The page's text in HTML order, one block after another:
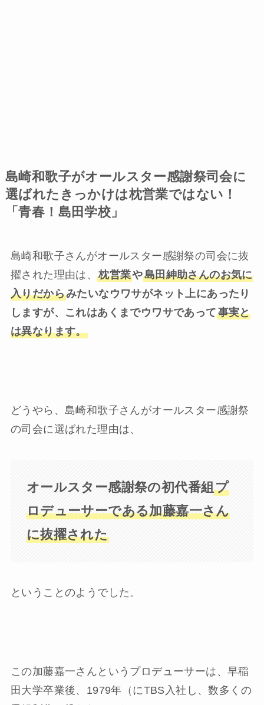
島崎和歌子がオールスター感謝祭司会に
選ばれたきっかけは枕営業ではない！
「青春！島田学校」
島崎和歌子さんがオールスター感謝祭の司会に抜
擢された理由は、枕営業や島田紳助さんのお気に
入りだからみたいなウワサがネット上にあったり
しますが、これはあくまでウワサであって事実と
は異なります。
どうやら、島崎和歌子さんがオールスター感謝祭
の司会に選ばれた理由は、
オールスター感謝祭の初代番組プ
ロデューサーである加藤嘉一さん
に抜擢された
ということのようでした。
この加藤嘉一さんというプロデューサーは、早稲
田大学卒業後、1979年（にTBS入社し、数多くの